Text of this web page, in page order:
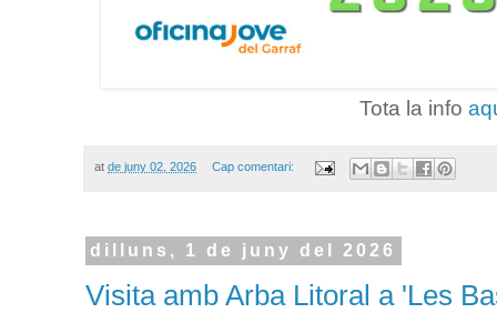
Tota la info
at de juny 02, 2026 Cap comentari:
dilluns, 1 de juny del 2026
Visita amb Arba Litoral a 'Les